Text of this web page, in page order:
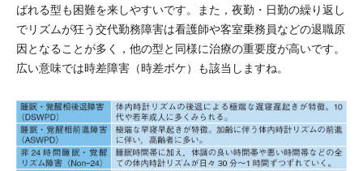
ばれる型も困難を来しやすいです。また，夜勤・日勤の繰り返し
でリズムが狂う交代勤務障害は看護師や客室乗務員などの退職原
因となることが多く，他の型と同様に治療の重要度が高いです。
広い意味では時差障害（時差ボケ）も該当しますね。